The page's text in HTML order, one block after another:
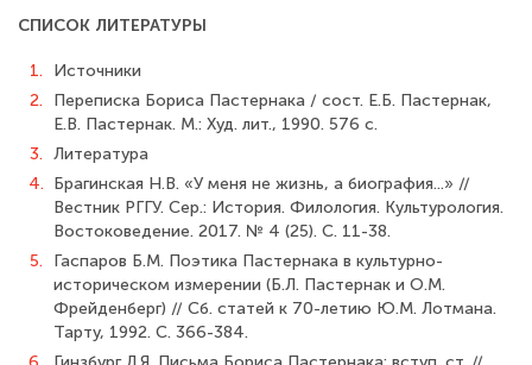
СПИСОК ЛИТЕРАТУРЫ
1.
Источники
2.
Переписка Бориса Пастернака / сост. Е.Б. Пастернак,
Е.В. Пастернак. М.: Худ. лит., 1990. 576 с.
3. Литература
4. Брагинская Н.В. «У меня не жизнь, а биография...» //
Вестник РГГУ. Сер.: Исто­рия. Филология. Культурология.
Востоковедение. 2017. № 4 (25). С. 11-38.
5.
Гаспаров Б.М. Поэтика Пастернака в культурно-
историческом измерении (Б.Л. Пастернак и О.М.
Фрейденберг) // Сб. статей к 70-летию Ю.М. Лотмана.
Тарту, 1992. С. 366-384.